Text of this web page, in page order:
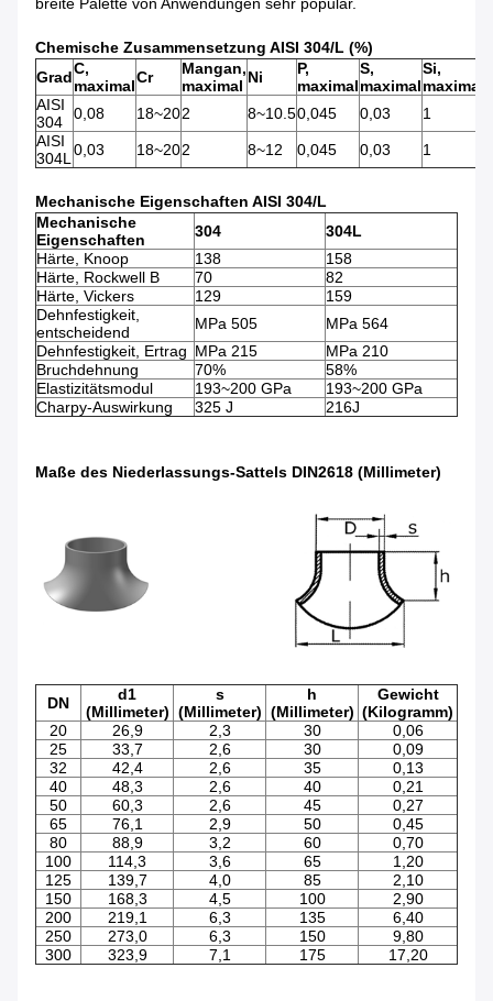
breite Palette von Anwendungen sehr populär.
Chemische Zusammensetzung AISI 304/L (%)
GradC,
maximalCr
Mangan,
maximal Ni
P,
maximal
S,
maximal
Si,
maximal
AISI
304
0,08 18~202 8~10.50,045 0,03
1
AISI
304L0,03 18~202 8~12 0,045 0,03 1
Mechanische Eigenschaften AISI 304/L
Mechanische
Eigenschaften
304
304L
Härte, Knoop
138
158
Härte, Rockwell B
70
82
Härte, Vickers
129
159
Dehnfestigkeit,
entscheidend
MPa 505
MPa 564
Dehnfestigkeit, Ertrag MPa 215
MPa 210
Bruchdehnung
70%
58%
Elastizitätsmodul
193~200 GPa
193~200 GPa
Charpy-Auswirkung
325 J 216J
Maße des Niederlassungs-Sattels DIN2618 (Millimeter)
DN
d1
(Millimeter)
s
(Millimeter)
h
(Millimeter)
Gewicht
(Kilogramm)
20
26,9 2,3 30
0,06
25
33,7 2,6 30
0,09
32
42,4 2,6 35
0,13
40
48,3 2,6 40
0,21
50
60,3 2,6 45
0,27
65
76,1 2,9 50
0,45
80
88,9 3,2 60
0,70
100
114,3 3,6 65
1,20
125
139,7 4,0 85
2,10
150
168,3 4,5 100
2,90
200
219,1 6,3 135
6,40
250
273,0 6,3 150
9,80
300
323,9 7,1 175 17,20